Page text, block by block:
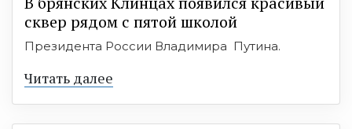
сквер рядом с пятой школой
Президента России Владимира Путина.
Читать далее